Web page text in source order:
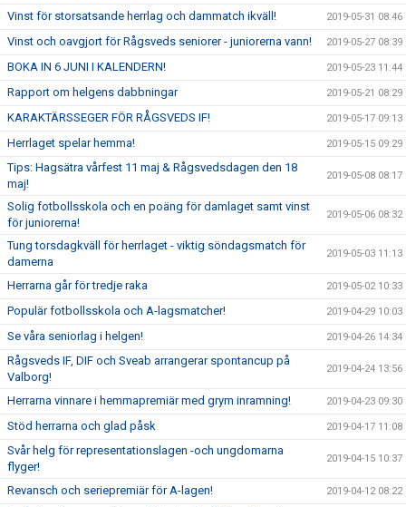
Vinst för storsatsande herrlag och dammatch ikväll! 2019-05-31 08:46
Vinst och oavgjort för Rågsveds seniorer - juniorerna vann! 2019-05-27 08:39
BOKA IN 6 JUNI I KALENDERN! 2019-05-23 11:44
Rapport om helgens dabbningar 2019-05-21 08:29
KARAKTÄRSSEGER FÖR RÅGSVEDS IF! 2019-05-17 09:13
Herrlaget spelar hemma! 2019-05-15 09:29
Tips: Hagsätra vårfest 11 maj & Rågsvedsdagen den 18
maj!
2019-05-08 08:17
Solig fotbollsskola och en poäng för damlaget samt vinst
för juniorerna!
2019-05-06 08:32
Tung torsdagkväll för herrlaget - viktig söndagsmatch för
damerna
2019-05-03 11:13
Herrarna går för tredje raka 2019-05-02 10:33
Populär fotbollsskola och A-lagsmatcher! 2019-04-29 10:03
Se våra seniorlag i helgen! 2019-04-26 14:34
Rågsveds IF, DIF och Sveab arrangerar spontancup på
Valborg!
2019-04-24 13:56
Herrarna vinnare i hemmapremiär med grym inramning! 2019-04-23 09:30
Stöd herrarna och glad påsk 2019-04-17 11:08
Svår helg för representationslagen -och ungdomarna
flyger!
2019-04-15 10:37
Revansch och seriepremiär för A-lagen! 2019-04-12 08:22